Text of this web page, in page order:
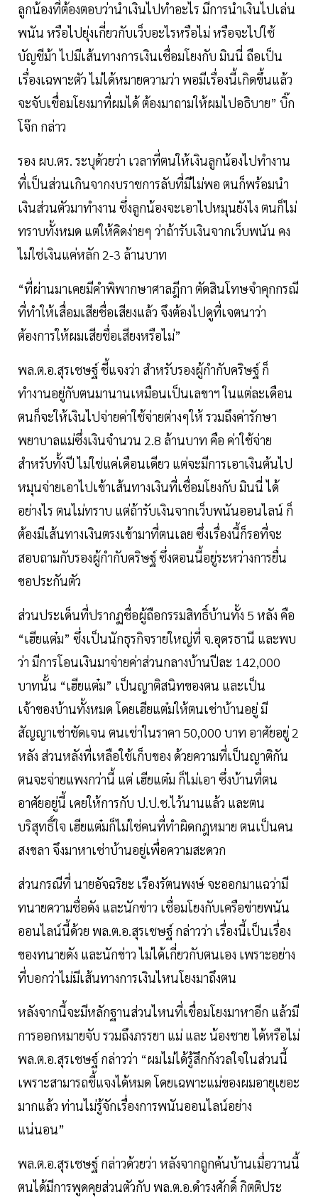
ลูกน้องที่ต้องตอบว่านำเงินไปทำอะไร มีการนำเงินไปเล่น
พนัน หรือไปยุ่งเกี่ยวกับเว็บอะไรหรือไม่ หรือจะไปใช้
บัญชีม้า ไปมีเส้นทางการเงินเชื่อมโยงกับ มินนี่ ถือเป็น
เรื่องเฉพาะตัว ไม่ได้หมายความว่า พอมีเรื่องนี้เกิดขึ้นแล้ว
จะจับเชื่อมโยงมาที่ผมได้ ต้องมาถามให้ผมไปอธิบาย” บิ๊ก
โจ๊ก กล่าว
รอง ผบ.ตร. ระบุด้วยว่า เวลาที่ตนให้เงินลูกน้องไปทำงาน
ที่เป็นส่วนเกินจากงบราชการลับที่มีไม่พอ ตนก็พร้อมนำ
เงินส่วนตัวมาทำงาน ซึ่งลูกน้องจะเอาไปหมุนยังไง ตนก็ไม่
ทราบทั้งหมด แต่ให้คิดง่ายๆ ว่าถ้ารับเงินจากเว็บพนัน คง
ไม่ใช่เงินแค่หลัก 2-3 ล้านบาท
“ที่ผ่านมาเคยมีคำพิพากษาศาลฎีกา ตัดสินโทษจำคุกกรณี
ที่ทำให้เสื่อมเสียชื่อเสียงแล้ว จึงต้องไปดูที่เจตนาว่า
ต้องการให้ผมเสียชื่อเสียงหรือไม่”
พล.ต.อ.สุรเชษฐ์ ชี้แจงว่า สำหรับรองผู้กำกับคริษฐ์ ก็
ทำงานอยู่กับตนมานานเหมือนเป็นเลขาฯ ในแต่ละเดือน
ตนก็จะให้เงินไปจ่ายค่าใช้จ่ายต่างๆให้ รวมถึงค่ารักษา
พยาบาลแม่ซึ่งเงินจำนวน 2.8 ล้านบาท คือ ค่าใช้จ่าย
สำหรับทั้งปี ไม่ใช่แค่เดือนเดียว แต่จะมีการเอาเงินต้นไป
หมุนจ่ายเอาไปเข้าเส้นทางเงินที่เชื่อมโยงกับ มินนี่ ได้
อย่างไร ตนไม่ทราบ แต่ถ้ารับเงินจากเว็บพนันออนไลน์ ก็
ต้องมีเส้นทางเงินตรงเข้ามาที่ตนเลย ซึ่งเรื่องนี้ก็รอที่จะ
สอบถามกับรองผู้กำกับคริษฐ์ ซึ่งตอนนี้อยู่ระหว่างการยื่น
ขอประกันตัว
ส่วนประเด็นที่ปรากฏชื่อผู้ถือกรรมสิทธิ์บ้านทั้ง 5 หลัง คือ
“เฮียแต๋ม” ซึ่งเป็นนักธุรกิจรายใหญ่ที่ จ.อุดรธานี และพบ
ว่า มีการโอนเงินมาจ่ายค่าส่วนกลางบ้านปีละ 142,000
บาทนั้น “เฮียแต๋ม” เป็นญาติสนิทของตน และเป็น
เจ้าของบ้านทั้งหมด โดยเฮียแต๋มให้ตนเช่าบ้านอยู่ มี
สัญญาเช่าชัดเจน ตนเช่าในราคา 50,000 บาท อาศัยอยู่ 2
หลัง ส่วนหลังที่เหลือใช้เก็บของ ด้วยความที่เป็นญาติกัน
ตนจะจ่ายแพงกว่านี้ แต่ เฮียแต๋ม ก็ไม่เอา ซึ่งบ้านที่ตน
อาศัยอยู่นี้ เคยให้การกับ ป.ป.ช.ไว้นานแล้ว และตน
บริสุทธิ์ใจ เฮียแต๋มก็ไม่ใช่คนที่ทำผิดกฎหมาย ตนเป็นคน
สงขลา จึงมาหาเช่าบ้านอยู่เพื่อความสะดวก
ส่วนกรณีที่ นายอัจฉริยะ เรืองรัตนพงษ์ จะออกมาแฉว่ามี
ทนายความชื่อดัง และนักข่าว เชื่อมโยงกับเครือข่ายพนัน
ออนไลน์นี้ด้วย พล.ต.อ.สุรเชษฐ์ กล่าวว่า เรื่องนี้เป็นเรื่อง
ของทนายดัง และนักข่าว ไม่ได้เกี่ยวกับตนเอง เพราะอย่าง
ที่บอกว่าไม่มีเส้นทางการเงินไหนโยงมาถึงตน
หลังจากนี้จะมีหลักฐานส่วนไหนที่เชื่อมโยงมาหาอีก แล้วมี
การออกหมายจับ รวมถึงภรรยา แม่ และ น้องชาย ได้หรือไม่
พล.ต.อ.สุรเชษฐ์ กล่าวว่า “ผมไม่ได้รู้สึกกังวลใจในส่วนนี้
เพราะสามารถชี้แจงได้หมด โดยเฉพาะแม่ของผมอายุเยอะ
มากแล้ว ท่านไม่รู้จักเรื่องการพนันออนไลน์อย่าง
แน่นอน”
พล.ต.อ.สุรเชษฐ์ กล่าวด้วยว่า หลังจากถูกค้นบ้านเมื่อวานนี้
ตนได้มีการพูดคุยส่วนตัวกับ พล.ต.อ.ดำรงศักดิ์ กิตติประ